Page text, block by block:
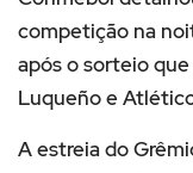
competição na
após o sorteio
Luqueño e
A estreia do